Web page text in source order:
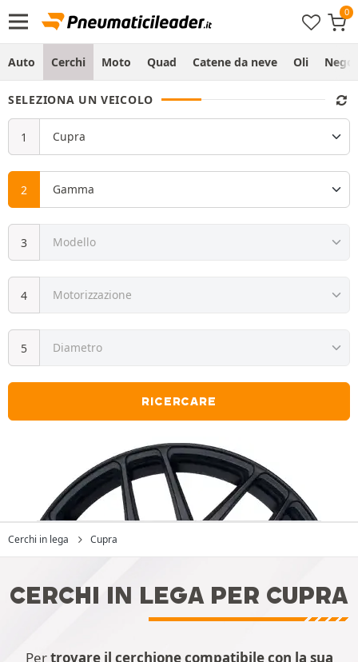
Auto Cerchi Moto Quad Catene da neve Oli
SELEZIONA UN VEICOLO
RICERCARE
Cerchi in lega Cupra
CERCHI IN LEGA PER CUPRA
Pertrovare il cerchione compatibile con la sua